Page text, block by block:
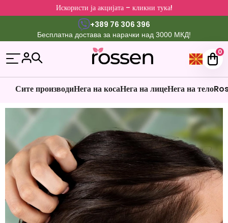
Искористи ја акцијата – кликни тука!
+389 76 306 396
Бесплатна достава за нарачки над 3000 МКД!
0
Сите производиНега на косаНега на лицеНега на тело